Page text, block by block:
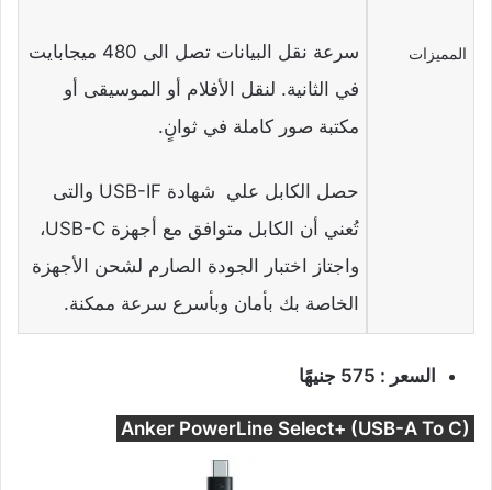
المميزات
سرعة نقل البيانات تصل الى 480 ميجابايت
في الثانية. لنقل الأفلام أو الموسيقى أو
مكتبة صور كاملة في ثوانٍ.
حصل الكابل علي شهادة USB-IF والتى
تُعني أن الكابل متوافق مع أجهزة USB-C،
واجتاز اختبار الجودة الصارم لشحن الأجهزة
الخاصة بك بأمان وبأسرع سرعة ممكنة.
السعر : 575 جنيهًا
Anker PowerLine Select+ (USB-A To C)